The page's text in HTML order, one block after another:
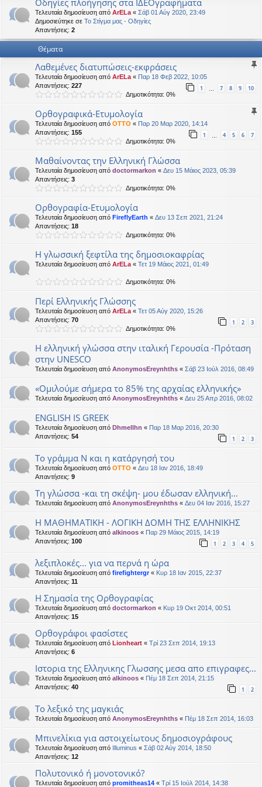
εις
Οδηγίες πλοήγησης στα ΙΔΕΟγραφήματα
Τελευταία δημοσίευση από ArELa « Σάβ 01 Αύγ 2020, 23:49
Δημοσιεύτηκε σε Το Στίγμα μας - Οδηγίες
Απαντήσεις: 2
Θέματα
Λαθεμένες διατυπώσεις-εκφράσεις
Τελευταία δημοσίευση από ArELa « Παρ 18 Φεβ 2022, 10:05
Απαντήσεις: 227 1 … 7 8 9 10
Δημοτικότητα: 0%
Ορθογραφικά-Ετυμολογία
Τελευταία δημοσίευση από OTTO « Παρ 20 Μαρ 2020, 14:14
Απαντήσεις: 155 1 … 4 5 6 7
Δημοτικότητα: 0%
Μαθαίνοντας την Ελληνική Γλώσσα
Τελευταία δημοσίευση από doctormarkon « Δευ 15 Μάιος 2023, 05:39
Απαντήσεις: 3
Δημοτικότητα: 0%
Ορθογραφία-Ετυμολογία
Τελευταία δημοσίευση από FireflyEarth « Δευ 13 Σεπ 2021, 21:24
Απαντήσεις: 18
Δημοτικότητα: 0%
Η γλωσσική ξεφτίλα της δημοσιοκαφρίας
Τελευταία δημοσίευση από ArELa « Τετ 19 Μάιος 2021, 01:49
Δημοτικότητα: 0%
Περί Ελληνικής Γλώσσης
Τελευταία δημοσίευση από ArELa « Τετ 05 Αύγ 2020, 15:26
Απαντήσεις: 70 1 2 3
Δημοτικότητα: 0%
Η ελληνική γλώσσα στην ιταλική Γερουσία -Πρόταση
στην UNESCΟ
Τελευταία δημοσίευση από AnonymosEreynhths « Σάβ 23 Ιούλ 2016, 08:49
«Ομιλούμε σήμερα το 85% της αρχαίας ελληνικής»
Τελευταία δημοσίευση από AnonymosEreynhths « Δευ 25 Απρ 2016, 08:02
ENGLISH IS GREEK
Τελευταία δημοσίευση από Dhmellhn « Παρ 18 Μαρ 2016, 20:30
Απαντήσεις: 54 1 2 3
Το γράμμα Ν και η κατάργησή του
Τελευταία δημοσίευση από OTTO « Δευ 18 Ιαν 2016, 18:49
Απαντήσεις: 9
Τη γλώσσα -και τη σκέψη- μου έδωσαν ελληνική…
Τελευταία δημοσίευση από AnonymosEreynhths « Δευ 04 Ιαν 2016, 15:27
Η ΜΑΘΗΜΑΤΙΚΗ - ΛΟΓΙΚΗ ΔΟΜΗ ΤΗΣ ΕΛΛΗΝΙΚΗΣ
Τελευταία δημοσίευση από alkinoos « Παρ 29 Μάιος 2015, 14:19
Απαντήσεις: 100 1 2 3 4 5
λεξιπλοκές... για να περνά η ώρα
Τελευταία δημοσίευση από firefightergr« Κυρ 18 Ιαν 2015, 22:37
Απαντήσεις: 11
Η Σημασία της Ορθογραφίας
Τελευταία δημοσίευση από doctormarkon « Κυρ 19 Οκτ 2014, 00:51
Απαντήσεις: 15
Ορθογράφοι φασίστες
Τελευταία δημοσίευση από Lionheart « Τρί 23 Σεπ 2014, 19:13
Απαντήσεις: 6
Ιστορια της Ελληνικης Γλωσσης μεσα απο επιγραφες...
Τελευταία δημοσίευση από alkinoos « Πέμ 18 Σεπ 2014, 21:15
Απαντήσεις: 40 1 2
Το λεξικό της μαγκιάς
Τελευταία δημοσίευση από AnonymosEreynhths « Πέμ 18 Σεπ 2014, 16:03
Μπινελίκια για αστοιχείωτους δημοσιογράφους
Τελευταία δημοσίευση από Illuminus « Σάβ 02 Αύγ 2014, 18:50
Απαντήσεις: 12
Πολυτονικό ή μονοτονικό?
Τελευταία δημοσίευση από promitheas14 « Τρί 15 Ιούλ 2014, 14:38